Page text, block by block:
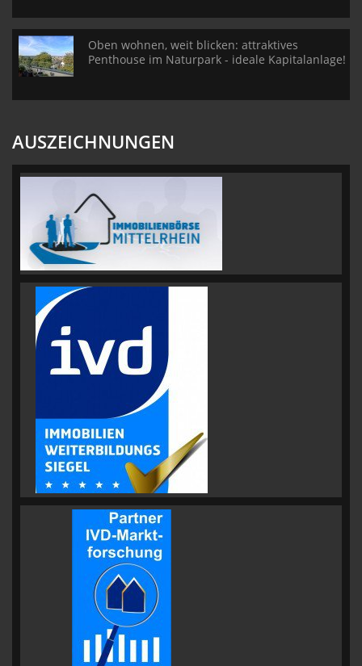
Oben wohnen, weit blicken: attraktives
Penthouse im Naturpark - ideale Kapitalanlage!
AUSZEICHNUNGEN